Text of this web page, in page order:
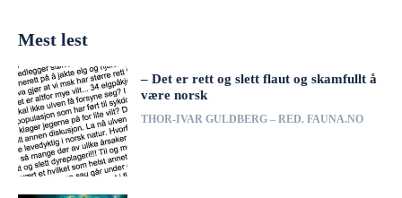
Mest lest
– Det er rett og slett flaut og skamfullt å
være norsk
THOR-IVAR GULDBERG – RED. FAUNA.NO